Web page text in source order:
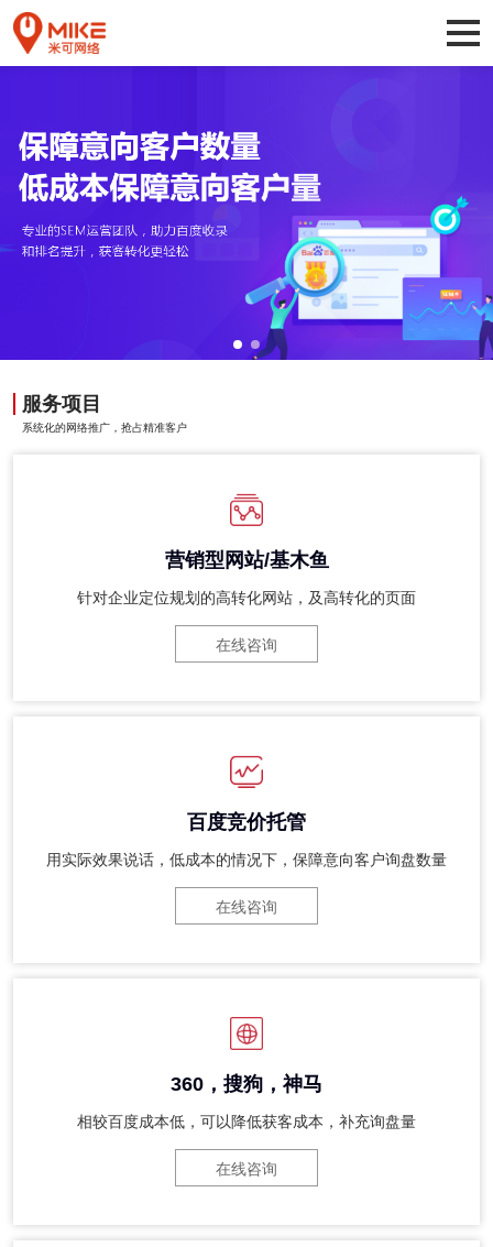
服务项目
系统化的网络推广，抢占精准客户
营销型网站/基木鱼
针对企业定位规划的高转化网站，及高转化的页面
在线咨询
百度竞价托管
用实际效果说话，低成本的情况下，保障意向客户询盘数量
在线咨询
360，搜狗，神马
相较百度成本低，可以降低获客成本，补充询盘量
在线咨询